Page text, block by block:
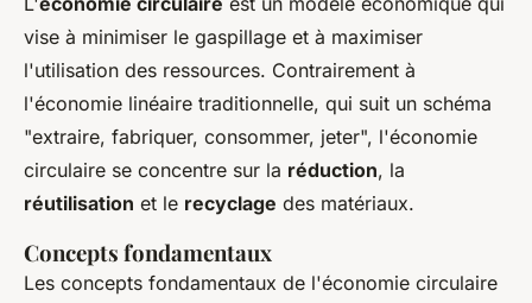
vise à minimiser le gaspillage et à maximiser
l'utilisation des ressources. Contrairement à
l'économie linéaire traditionnelle, qui suit un schéma
"extraire, fabriquer, consommer, jeter", l'économie
circulaire se concentre sur la réduction, la
réutilisation et le recyclage des matériaux.
Concepts fondamentaux
Les concepts fondamentaux de l'économie circulaire